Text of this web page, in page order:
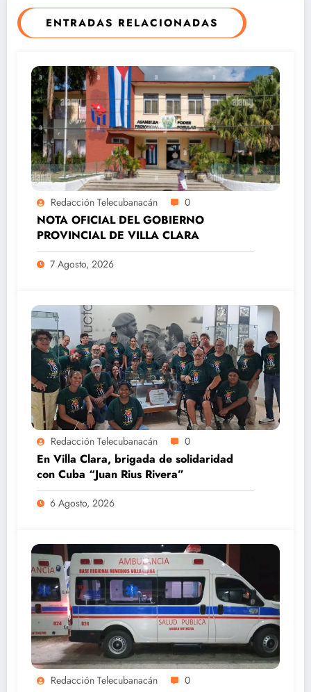
ENTRADAS RELACIONADAS
Redacción Telecubanacán 0
NOTA OFICIAL DEL GOBIERNO
PROVINCIAL DE VILLA CLARA
7 Agosto, 2026
Redacción Telecubanacán 0
En Villa Clara, brigada de solidaridad
con Cuba “Juan Rius Rivera”
6 Agosto, 2026
Redacción Telecubanacán 0